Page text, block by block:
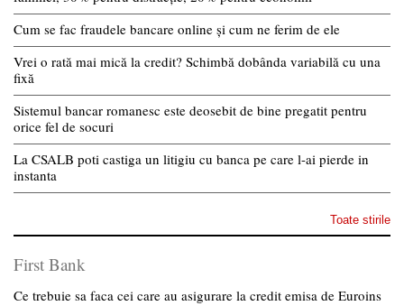
Cum se fac fraudele bancare online și cum ne ferim de ele
Vrei o rată mai mică la credit? Schimbă dobânda variabilă cu una
fixă
Sistemul bancar romanesc este deosebit de bine pregatit pentru
orice fel de socuri
La CSALB poti castiga un litigiu cu banca pe care l-ai pierde in
instanta
Toate stirile
First Bank
Ce trebuie sa faca cei care au asigurare la credit emisa de Euroins